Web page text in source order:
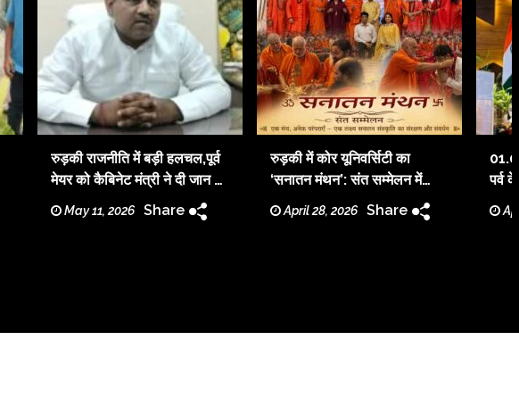
रुड़की राजनीति में बड़ी हलचल,पूर्व
मेयर को कैबिनेट मंत्री ने दी जान से
मारने की धमकी
May 11, 2026 Share
रुड़की में कोर यूनिवर्सिटी का
‘सनातन मंथन’: संत सम्मेलन में
आध्यात्मिक शिक्षा और संस्कारों पर
April 28, 2026 Share
पर्व